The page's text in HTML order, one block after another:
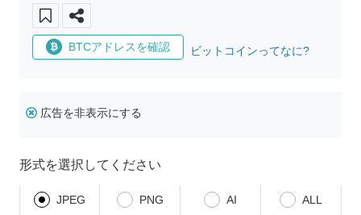
BTCアドレスを確認 ビットコインってなに?
広告を非表示にする
形式を選択してください
JPEG PNG AI ALL